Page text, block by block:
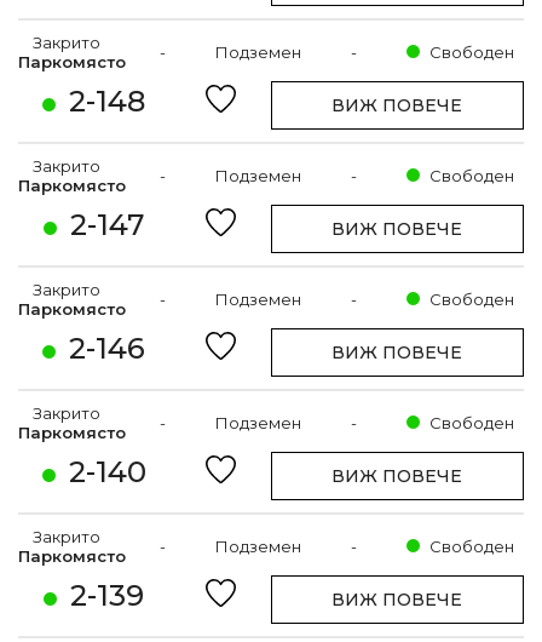
2-148
Закрито
Паркомясто
- Подземен - Свободен
ВИЖ ПОВЕЧЕ
2-147
Закрито
Паркомясто
- Подземен - Свободен
ВИЖ ПОВЕЧЕ
2-146
Закрито
Паркомясто
- Подземен - Свободен
ВИЖ ПОВЕЧЕ
2-140
Закрито
Паркомясто
- Подземен - Свободен
ВИЖ ПОВЕЧЕ
2-139
Закрито
Паркомясто
- Подземен - Свободен
ВИЖ ПОВЕЧЕ